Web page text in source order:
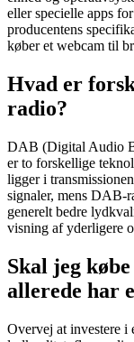
eller specielle apps
producentens
køber et webcam til
Hvad er
radio?
DAB (Digital Audio
er to forskellige
ligger i
signaler, mens DAB-
generelt bedre
visning af yderligere
Skal jeg
allerede har
Overvej at investere i